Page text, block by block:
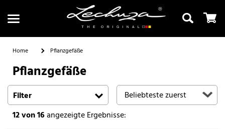
Suchen
Home Pflanzgefäße
Pflanzgefäße
Filter
12von 16angezeigte Ergebnisse: